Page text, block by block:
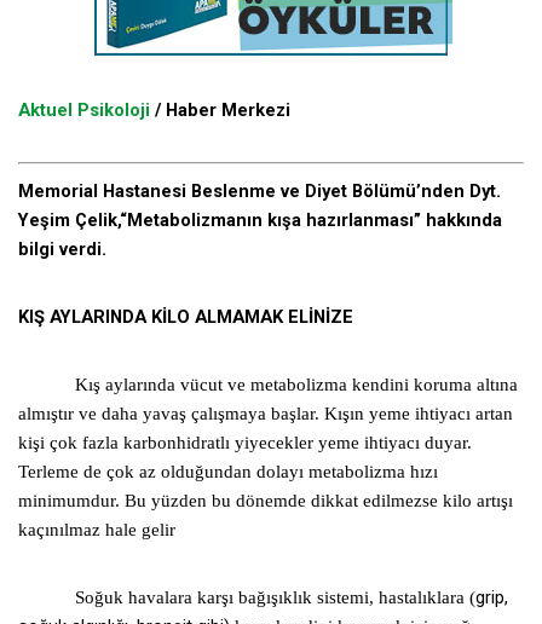
Aktuel Psikoloji / Haber Merkezi
Memorial Hastanesi Beslenme ve Diyet Bölümü’nden Dyt.
Yeşim Çelik,“Metabolizmanın kışa hazırlanması” hakkında
bilgi verdi.
KIŞ AYLARINDA KİLO ALMAMAK ELİNİZE
Kış aylarında vücut ve metabolizma kendini koruma altına
almıştır ve daha yavaş çalışmaya başlar. Kışın yeme ihtiyacı artan
kişi çok fazla karbonhidratlı yiyecekler yeme ihtiyacı duyar.
Terleme de çok az olduğundan dolayı metabolizma hızı
minimumdur. Bu yüzden bu dönemde dikkat edilmezse kilo artışı
kaçınılmaz hale gelir
Soğuk havalara karşı bağışıklık sistemi, hastalıklara (grip,